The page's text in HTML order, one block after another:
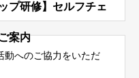
プ研修】セルフチェ
案内
動へのご協力をいただ